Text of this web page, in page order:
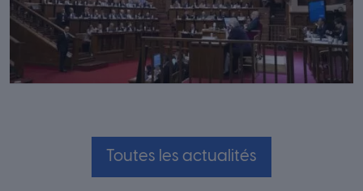
Toutes les actualités